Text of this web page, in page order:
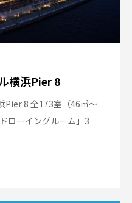
横浜Pier 8
Pier 8 全173室（46㎡～
ローイングルーム」3